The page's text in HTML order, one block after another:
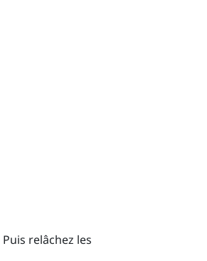
Puis relâchez les